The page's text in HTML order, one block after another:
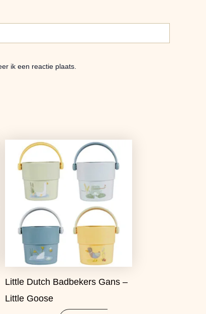
ik een reactie plaats.
Little Dutch Badbekers Gans –
Little Goose
Oorspronkelijke
was:
Huidige
prijs
is: